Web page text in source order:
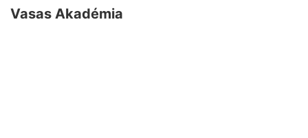
Vasas Akadémia